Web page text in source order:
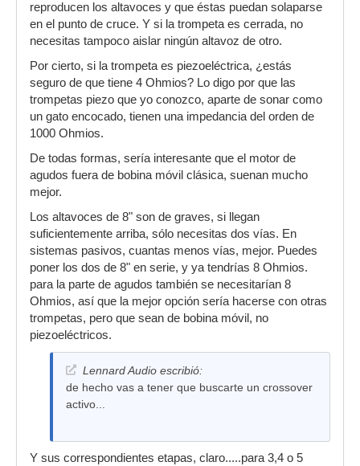
reproducen los altavoces y que éstas puedan solaparse
en el punto de cruce. Y si la trompeta es cerrada, no
necesitas tampoco aislar ningún altavoz de otro.
Por cierto, si la trompeta es piezoeléctrica, ¿estás
seguro de que tiene 4 Ohmios? Lo digo por que las
trompetas piezo que yo conozco, aparte de sonar como
un gato encocado, tienen una impedancia del orden de
1000 Ohmios.
De todas formas, sería interesante que el motor de
agudos fuera de bobina móvil clásica, suenan mucho
mejor.
Los altavoces de 8" son de graves, si llegan
suficientemente arriba, sólo necesitas dos vías. En
sistemas pasivos, cuantas menos vías, mejor. Puedes
poner los dos de 8" en serie, y ya tendrías 8 Ohmios.
para la parte de agudos también se necesitarían 8
Ohmios, así que la mejor opción sería hacerse con otras
trompetas, pero que sean de bobina móvil, no
piezoeléctricos.
Lennard Audio escribió:
de hecho vas a tener que buscarte un crossover
activo...
Y sus correspondientes etapas, claro.....para 3,4 o 5